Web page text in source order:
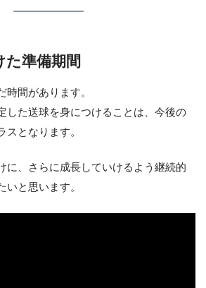
た準備期間
時間があります。
した送球を身につけることは、今後の
スとなります。
に、さらに成長していけるよう継続的
いと思います。